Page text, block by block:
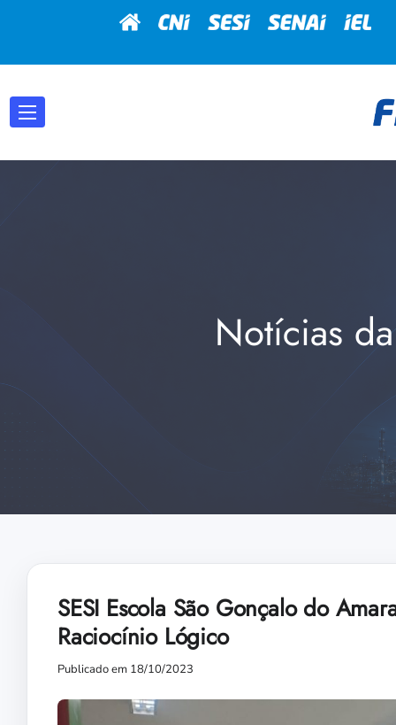
Notícias
SESI Escola São Gonçalo do
Raciocínio Lógico
Publicado em 18/10/2023